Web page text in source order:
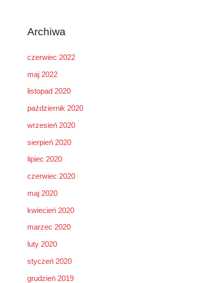
Archiwa
czerwiec 2022
maj 2022
listopad 2020
październik 2020
wrzesień 2020
sierpień 2020
lipiec 2020
czerwiec 2020
maj 2020
kwiecień 2020
marzec 2020
luty 2020
styczeń 2020
grudzień 2019